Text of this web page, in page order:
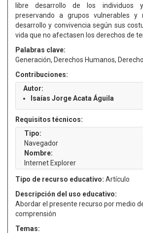
libre desarrollo de los individuos
preservando a grupos vulnerables y
desarrollo y convivencia según sus
vida que no afectasen los derechos de
Palabras clave:
Generación, Derechos Humanos,
Contribuciones:
Autor:
Isaías Jorge Acata Águila
Requisitos técnicos:
Tipo:
Navegador
Nombre:
Internet Explorer
Tipo de recurso educativo: Artículo
Descripción del uso educativo:
Abordar el presente recurso por medio
comprensión
Temas: